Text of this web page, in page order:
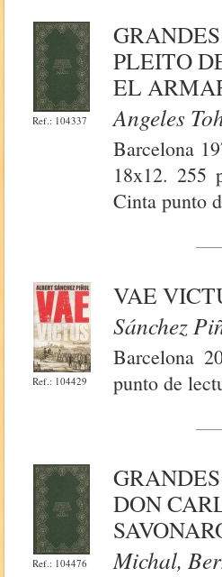
Ref.: 104337
PLEITO
EL
Angeles
Barcelona
18x12. 255
Cinta punto
Ref.: 104429
VAE
Sánchez
Barcelona
punto de
Ref.: 104476
DON
Michal,